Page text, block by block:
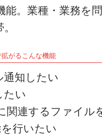
能。業種・業務を
がるこんな機能
通知したい
たい
関連するファイル
行いたい